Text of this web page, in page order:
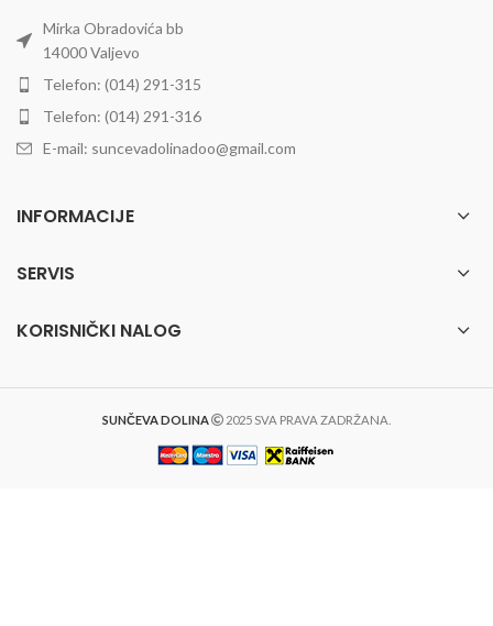
Mirka Obradovića bb
14000 Valjevo
Telefon: (014) 291-315
Telefon: (014) 291-316
E-mail: suncevadolinadoo@gmail.com
INFORMACIJE
SERVIS
KORISNIČKI NALOG
SUNČEVA DOLINA 2025 SVA PRAVA ZADRŽANA.